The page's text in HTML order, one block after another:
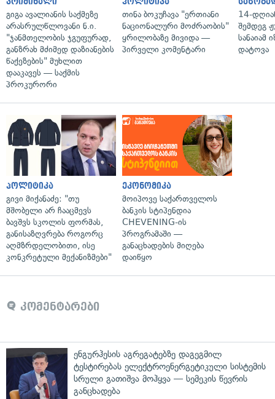
გიგა ავალიანის საქმეზე
არასრულწლოვანი ნ.ი.
"ჯანმთელობის ჯგუფურად,
განზრახ მძიმედ დაზიანების
წაქეზების" მუხლით
დააკავეს — საქმის
პროკურორი
თინა ბოკუჩავა "ერთიანი
ნაციონალური მოძრაობის"
ყრილობაზე მივიდა —
პირველი კომენტარი
14-
შემდეგ
დატოვა
პოლიტიკა
გივი მიქანაძე: "თუ
მშობელი არ ჩააცმევს
ბავშვს სკოლის ფორმას,
განისაზღვრება როგორც
აღმზრდელობითი, ისე
კონკრეტული მექანიზმები"
ეკონომიკა
მოიპოვე საქართველოს
ბანკის სტიპენდია
CHEVENING-ის
პროგრამაში —
განაცხადების მიღება
დაიწყო
კომენტარები
ენგურჰესის აგრეგატებზე დაგეგმილ
ტესტირებას ელექტროენერგეტიკული სისტემის
სრული გათიშვა მოჰყვა — სემეკის წევრის
განცხადება